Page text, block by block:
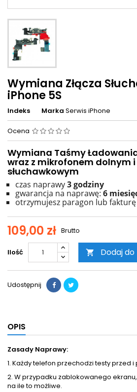
Wymiana Złącza
iPhone 5S
Indeks Marka Serwis iPhone
Ocena
Wymiana Taśmy Ładowania
wraz z mikrofonem dolnym i
słuchawkowym
czas naprawy3 godziny
gwarancja na naprawę: 6
otrzymujesz paragon lub fakturę
109,00 zł Brutto
Ilość  Dodaj
Udostępnij
OPIS
Zasady Naprawy:
1. Każdy telefon przechodzi testy przed
2. W przypadku zablokowanego
na ile to możliwe.